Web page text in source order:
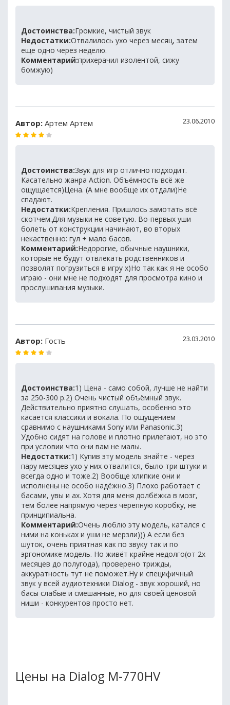
Достоинства:Громкие, чистый звук
Недостатки:Отвалилось ухо через месяц, затем
еще одно через неделю.
Комментарий:прихерачил изолентой, сижу
бомжую)
Автор: Артем Артем 23.06.2010
Достоинства:Звук для игр отлично подходит.
Касательно жанра Action. Объёмность всё же
ощущается)Цена. (А мне вообще их отдали)Не
спадают.
Недостатки:Крепления. Пришлось замотать всё
скотчем.Для музыки не советую. Во-первых уши
болеть от конструкции начинают, во вторых
некаственно: гул + мало басов.
Комментарий:Недорогие, обычные наушники,
которые не будут отвлекать родственников и
позволят погрузиться в игру х)Но так как я не особо
играю - они мне не подходят для просмотра кино и
прослушивания музыки.
Автор: Гость 23.03.2010
Достоинства:1) Цена - само собой, лучше не найти
за 250-300 р.2) Очень чистый объёмный звук.
Действительно приятно слушать, особенно это
касается классики и вокала. По ощущением
сравнимо с наушниками Sony или Panasonic.3)
Удобно сидят на голове и плотно прилегают, но это
при условии что они вам не малы.
Недостатки:1) Купив эту модель знайте - через
пару месяцев ухо у них отвалится, было три штуки и
всегда одно и тоже.2) Вообще хлипкие они и
исполнены не особо надёжно.3) Плохо работает с
басами, увы и ах. Хотя для меня долбёжка в мозг,
тем более напрямую через черепную коробку, не
принципиальна.
Комментарий:Очень люблю эту модель, катался с
ними на коньках и уши не мерзли))) А если без
шуток, очень приятная как по звуку так и по
эргономике модель. Но живёт крайне недолго(от 2х
месяцев до полугода), проверено трижды,
аккуратность тут не поможет.Ну и специфичный
звук у всей аудиотехники Dialog - звук хороший, но
басы слабые и смешанные, но для своей ценовой
ниши - конкурентов просто нет.
Цены на Dialog M-770HV